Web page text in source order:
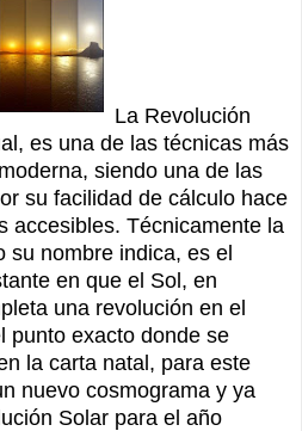
La Revolución
es una de las técnicas más
siendo una de las
su facilidad de cálculo hace
accesibles. Técnicamente la
su nombre indica, es el
en que el Sol, en
una revolución en el
punto exacto donde se
la carta natal, para este
nuevo cosmograma y ya
Solar para el año